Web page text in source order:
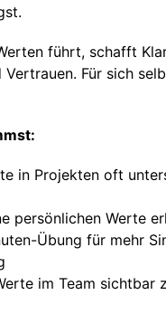
führt, schafft
Für sich
in Projekten oft
persönlichen Werte
Übung für mehr
im Team sichtbar